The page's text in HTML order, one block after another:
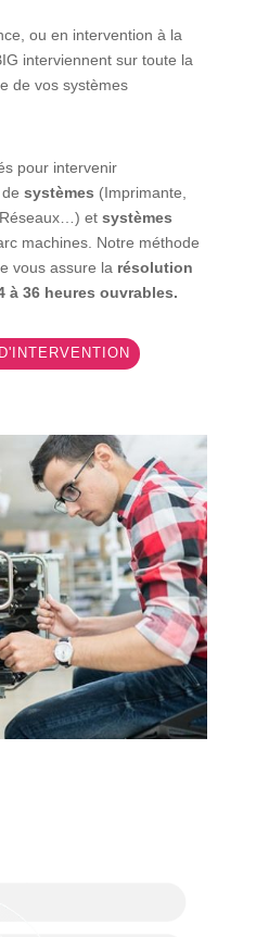
ou en intervention à la
interviennent sur toute la
de vos systèmes
pour intervenir
systèmes (Imprimante,
Réseaux…) etsystèmes
machines. Notre méthode
vous assure la résolution
à 36 heures ouvrables.